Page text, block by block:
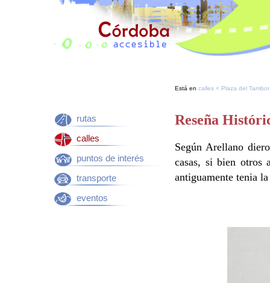
rutas
calles
puntos de interés
transporte
eventos
Está en calles < Plaza del
Reseña
Según Arellano
casas, si bien otros
antiguamente tenia